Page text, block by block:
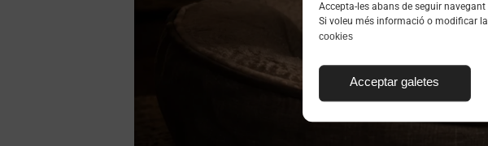
Accepta-les abans de seguir
Si voleu més informació o modificar
cookies
Acceptar galetes